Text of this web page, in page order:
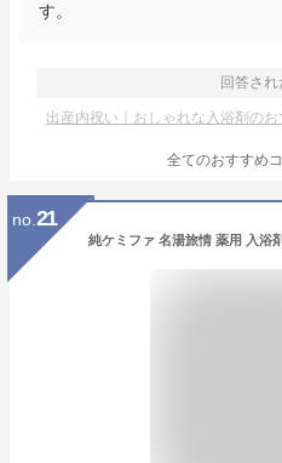
す。
回答され
出産内祝い｜おしゃれな入浴剤のお
全てのおすすめ
no. 21